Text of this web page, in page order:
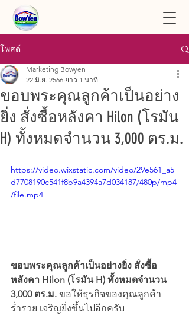
โพสต์
ขอบพระคุณลูกค้าเป็นอย่าง
ยิ่ง สั่งซื้อหลังคา Hilon (โรมัน
H) ทั้งหมดจำนวน 3,000 ตร.ม.
Marketing Bowyen
22 มิ.ย. 2566 ยาว 1 นาที
https://video.wixstatic.com/video/29e561_a5
d7708190c541f8b9a4394a7d034187/480p/mp4
/file.mp4
ขอบพระคุณลูกค้าเป็นอย่างยิ่ง สั่งซื้อ
หลังคา Hilon (โรมัน H) ทั้งหมดจำนวน
3,000 ตร.ม. ขอให้ธุรกิจของคุณลูกค้า
ร่ำรวย เจริญยิ่งขึ้นไปอีกครับ